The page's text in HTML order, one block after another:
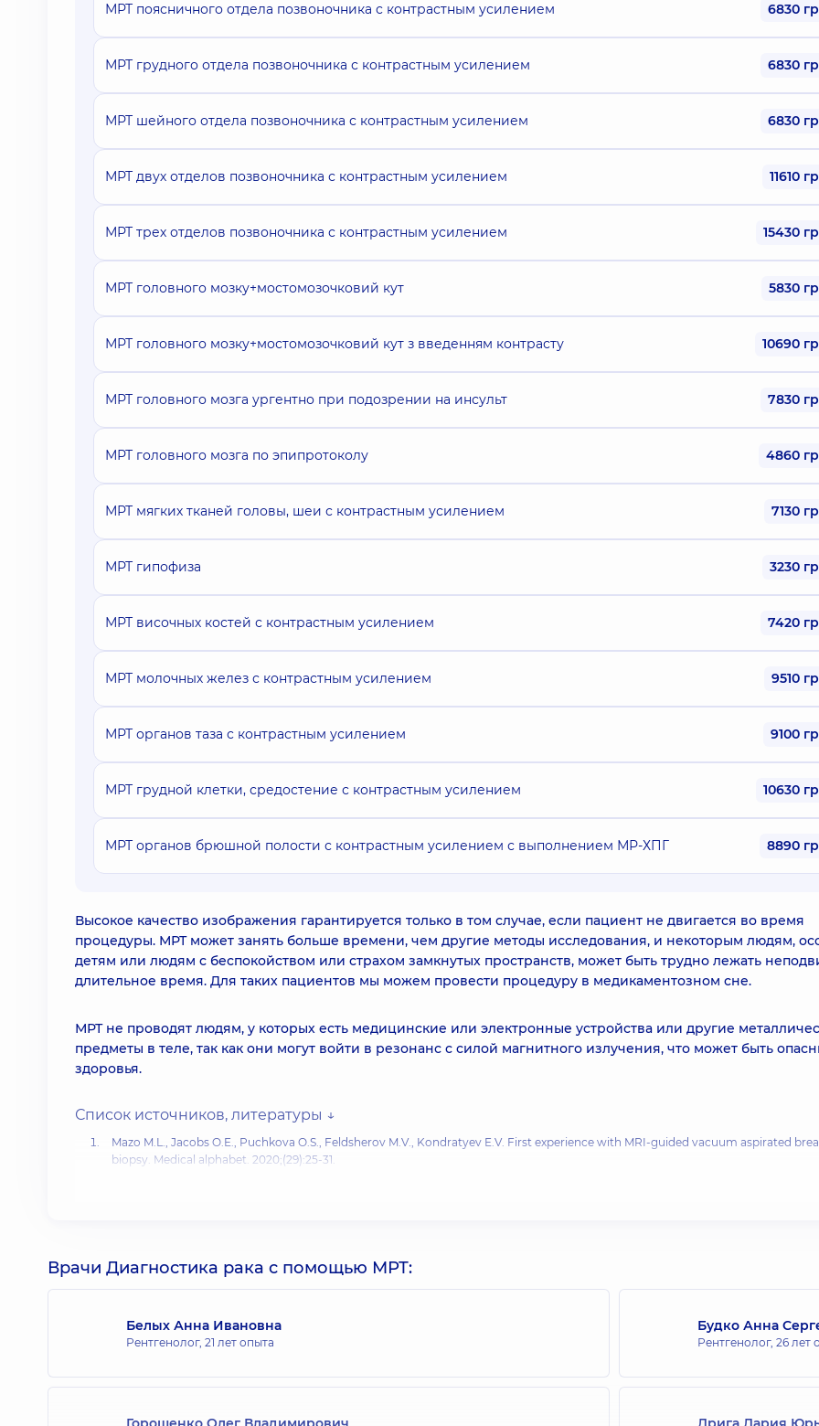
МРТ поясничного отдела позвоночника с контрастным усилением 6830
МРТ грудного отдела позвоночника с контрастным усилением 6830
МРТ шейного отдела позвоночника с контрастным усилением 6830
МРТ двух отделов позвоночника с контрастным усилением 11610
МРТ трех отделов позвоночника с контрастным усилением 15430
МРТ головного мозку+мостомозочковий кут 5830
МРТ головного мозку+мостомозочковий кут з введенням контрасту 10690
МРТ головного мозга ургентно при подозрении на инсульт 7830
МРТ головного мозга по эпипротоколу 4860
МРТ мягких тканей головы, шеи с контрастным усилением 7130
МРТ гипофиза 3230
МРТ височных костей с контрастным усилением 7420
МРТ молочных желез с контрастным усилением 9510
МРТ органов таза с контрастным усилением 9100
МРТ грудной клетки, средостение с контрастным усилением 10630
МРТ органов брюшной полости с контрастным усилением с выполнением МР-ХПГ 8890
Высокое качество изображения гарантируется только в том случае, если пациент не двигается во время
процедуры. МРТ может занять больше времени, чем другие методы исследования, и некоторым людям,
детям или людям с беспокойством или страхом замкнутых пространств, может быть трудно лежать
длительное время. Для таких пациентов мы можем провести процедуру в медикаментозном сне.
МРТ не проводят людям, у которых есть медицинские или электронные устройства или другие
предметы в теле, так как они могут войти в резонанс с силой магнитного излучения, что может быть
здоровья.
Список источников, литературы ↓
Mazo M.L., Jacobs O.E., Puchkova O.S., Feldsherov M.V., Kondratyev E.V. First experience with MRI-guided vacuum aspirated
biopsy. Medical alphabet. 2020;(29):25-31.
Врачи Диагностика рака с помощью МРТ:
Белых Анна Ивановна
Рентгенолог, 21 лет опыта
Будко Анна
Рентгенолог, 26 лет